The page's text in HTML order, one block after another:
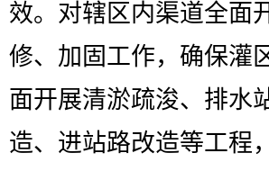
效。对辖区内渠道全面
修、加固工作，确保灌
面开展清淤疏浚、排水
造、进站路改造等工程